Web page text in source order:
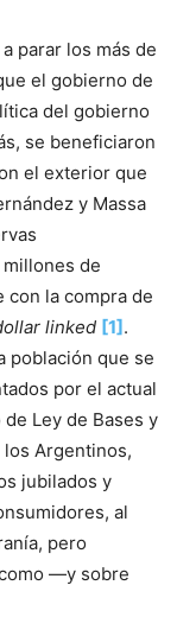
parar los más de
el gobierno de
del gobierno
se beneficiaron
el exterior que
y Massa
de
con la compra de
linked [1].
población que se
por el actual
Ley de Bases y
Argentinos,
jubilados y
al
pero
—y sobre